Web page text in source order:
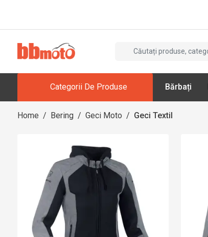
Categorii De Produse Bărbați
Home / Bering / Geci Moto / Geci Textil